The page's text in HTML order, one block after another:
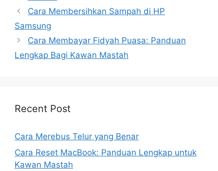
Cara Membersihkan Sampah di HP
Samsung
Cara Membayar Fidyah Puasa: Panduan
Lengkap Bagi Kawan Mastah
Recent Post
Cara Merebus Telur yang Benar
Cara Reset MacBook: Panduan Lengkap untuk
Kawan Mastah